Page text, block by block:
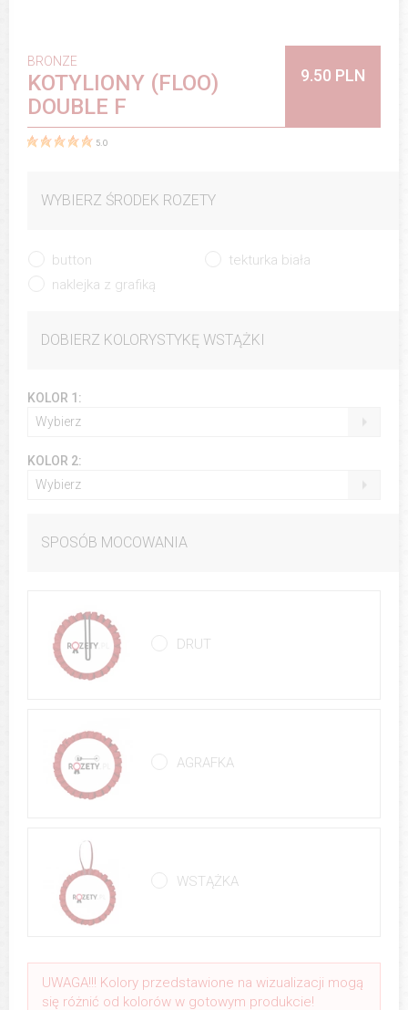
BRONZE
KOTYLIONY (FLOO)
DOUBLE F
9.50 PLN
5.0
WYBIERZ ŚRODEK ROZETY
button
tekturka biała
naklejka z grafiką
DOBIERZ KOLORYSTYKĘ WSTĄŻKI
KOLOR 1:
Wybierz
KOLOR 2:
Wybierz
SPOSÓB MOCOWANIA
DRUT
AGRAFKA
WSTĄŻKA
UWAGA!!! Kolory przedstawione na wizualizacji mogą
się różnić od kolorów w gotowym produkcie!